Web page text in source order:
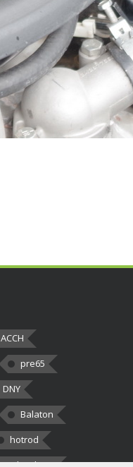
ACCH
pre65
DNY
Balaton
hotrod